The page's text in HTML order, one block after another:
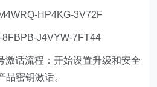
HP4KG-3V72F
J4VYW-7FT44
激话流程：开始设置升级和安全
密钥激话。